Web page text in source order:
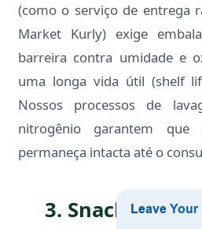
(como o serviço de entrega
Market Kurly) exige
barreira contra umidade e
uma longa vida útil (shelf
Nossos processos de
nitrogênio garantem que
permaneça intacta até o
3. Snacks